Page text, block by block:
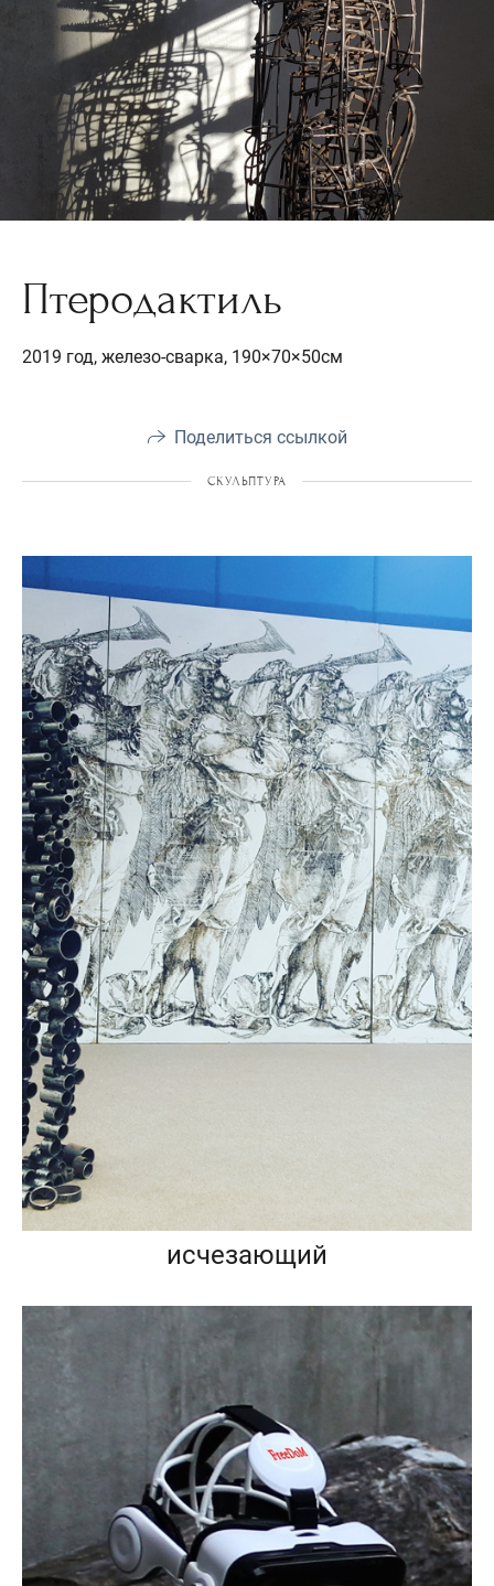
Птеродактиль
2019 год, железо-сварка, 190×70×50см
Поделиться ссылкой
СКУЛЬПТУРА
исчезающий